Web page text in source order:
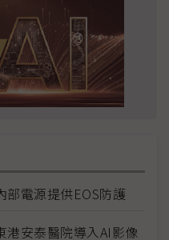
部電源提供EOS防護
港安泰醫院導入AI影像